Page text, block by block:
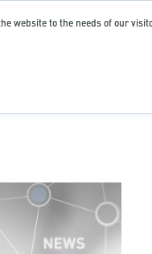
website to the needs of our